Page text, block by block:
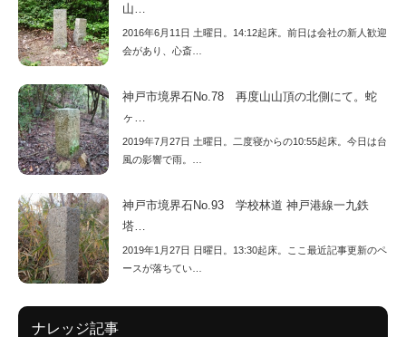
山…
2016年6月11日 土曜日。14:12起床。前日は会社の新人歓迎
会があり、心斎…
神戸市境界石No.78 再度山山頂の北側にて。蛇
ヶ…
2019年7月27日 土曜日。二度寝からの10:55起床。今日は台
風の影響で雨。…
神戸市境界石No.93 学校林道 神戸港線一九鉄
塔…
2019年1月27日 日曜日。13:30起床。ここ最近記事更新のペ
ースが落ちてい…
ナレッジ記事